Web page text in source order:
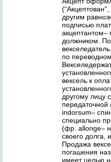
другим
подписью
акцептантом–
должником.
по
вексель к
другому лицу
передаточной
indorsum–
специально
(фр. allonge–
своего долга,
Продажа
погашения
имеет целью